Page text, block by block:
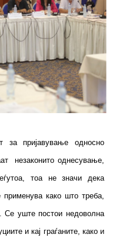
за пријавување односно
незаконито однесување,
тоа не значи дека
како што треба,
Се уште постои недоволна
и кај граѓаните, како и